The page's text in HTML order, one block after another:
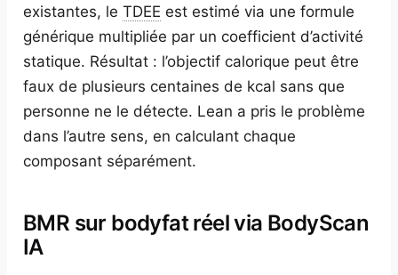
existantes, le TDEE est estimé via une formule
générique multipliée par un coefficient d’activité
statique. Résultat : l’objectif calorique peut être
faux de plusieurs centaines de kcal sans que
personne ne le détecte. Lean a pris le problème
dans l’autre sens, en calculant chaque
composant séparément.
BMR sur bodyfat réel via BodyScan
IA